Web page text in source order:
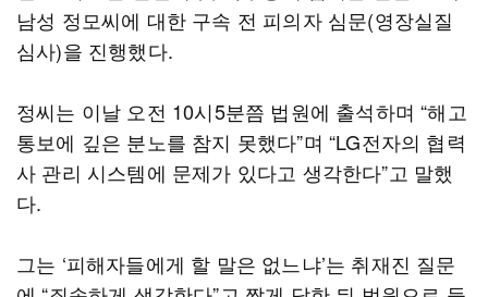
남성 정모씨에 대한 구속 전 피의자 심문(영장실질
심사)을 진행했다.
정씨는 이날 오전 10시5분쯤 법원에 출석하며 “해고
통보에 깊은 분노를 참지 못했다”며 “LG전자의 협력
사 관리 시스템에 문제가 있다고 생각한다”고 말했
다.
그는 ‘피해자들에게 할 말은 없느냐’는 취재진 질문